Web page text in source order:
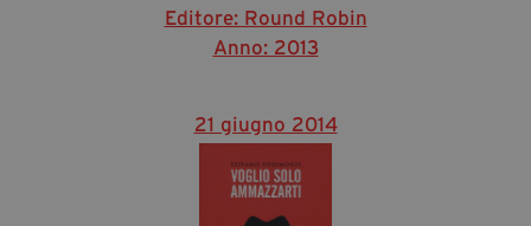
Editore: Round Robin
Anno: 2013
21 giugno 2014